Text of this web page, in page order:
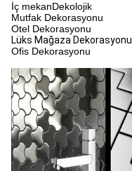
İç mekanDekolojik
Mutfak Dekorasyonu
Otel Dekorasyonu
Lüks Mağaza Dekorasyonu
Ofis Dekorasyonu